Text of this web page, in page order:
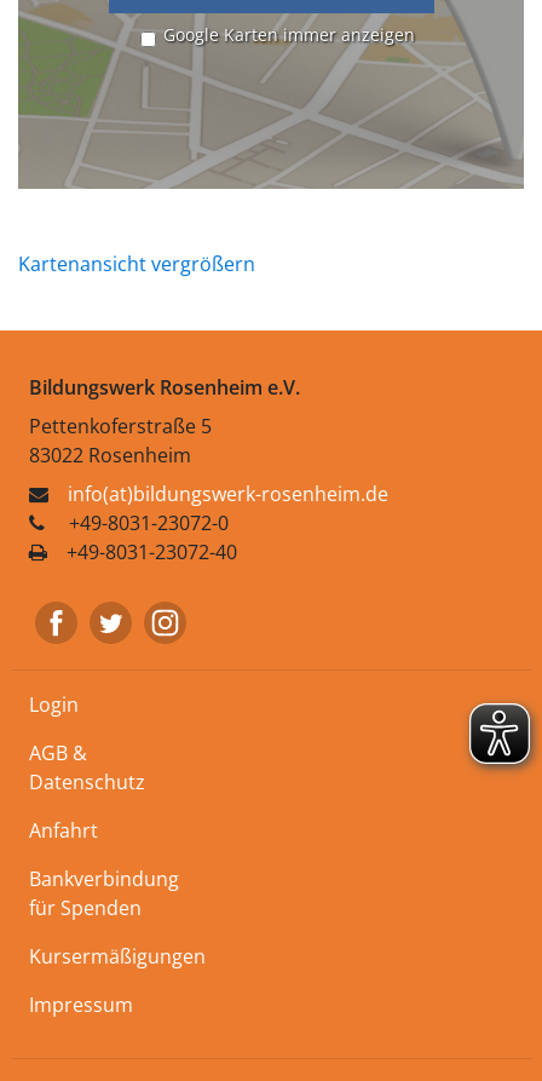
Google Karten immer anzeigen
Kartenansicht vergrößern
Bildungswerk Rosenheim e.V.
Pettenkoferstraße 5
83022 Rosenheim
info(at)bildungswerk-rosenheim.de
+49-8031-23072-0
+49-8031-23072-40
Login
AGB &
Datenschutz
Anfahrt
Bankverbindung
für Spenden
Kursermäßigungen
Impressum